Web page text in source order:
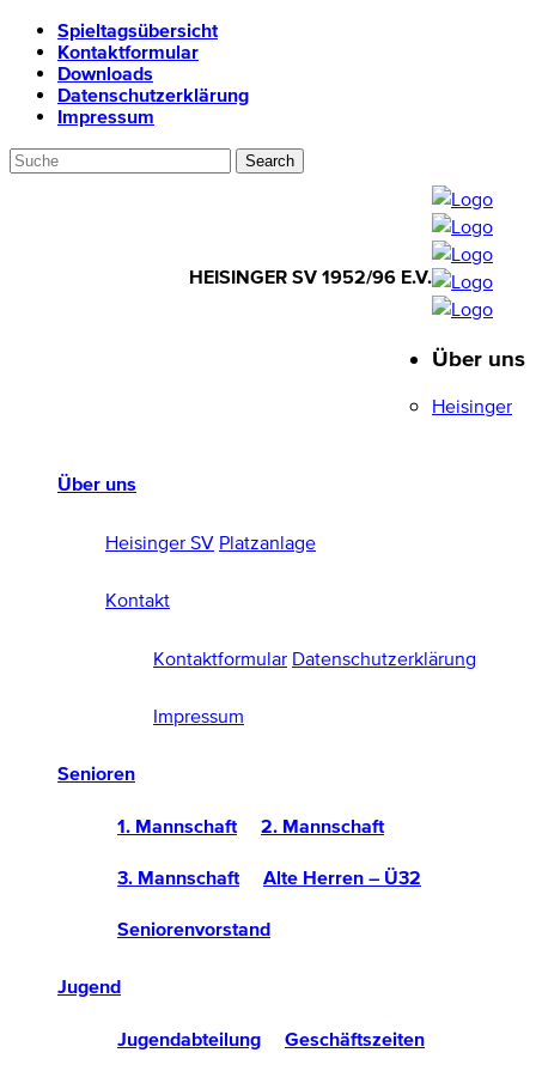
Spieltagsübersicht
Kontaktformular
Downloads
Datenschutzerklärung
Impressum
HEISINGER SV 1952/96 E.V.
1952/96 E.V.
Über uns
Heisinger SV Platzanlage
Kontakt
Kontaktformular Datenschutzerklärung
Impressum
Senioren
1. Mannschaft 2. Mannschaft
3. Mannschaft Alte Herren – Ü32
Seniorenvorstand
Jugend
Jugendabteilung Geschäftszeiten
Über uns
Heisinger